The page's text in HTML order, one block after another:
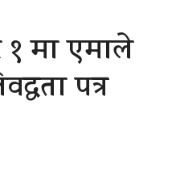
१ मा एमाले
पत्र